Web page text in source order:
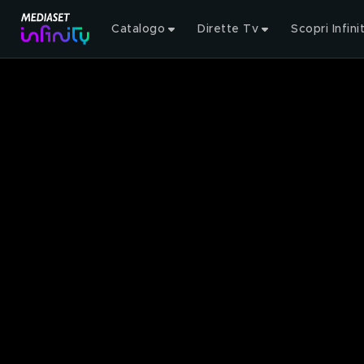
Catalogo Dirette Tv Scopri